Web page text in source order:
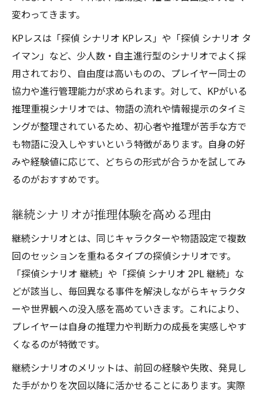
変わってきます。
KPレスは「探偵 シナリオ KPレス」や「探偵 シナリオ タ
イマン」など、少人数・自主進行型のシナリオでよく採
用されており、自由度は高いものの、プレイヤー同士の
協力や進行管理能力が求められます。対して、KPがいる
推理重視シナリオでは、物語の流れや情報提示のタイミ
ングが整理されているため、初心者や推理が苦手な方で
も物語に没入しやすいという特徴があります。自身の好
みや経験値に応じて、どちらの形式が合うかを試してみ
るのがおすすめです。
継続シナリオが推理体験を高める理由
継続シナリオとは、同じキャラクターや物語設定で複数
回のセッションを重ねるタイプの探偵シナリオです。
「探偵シナリオ 継続」や「探偵 シナリオ 2PL 継続」な
どが該当し、毎回異なる事件を解決しながらキャラクタ
ーや世界観への没入感を高めていきます。これにより、
プレイヤーは自身の推理力や判断力の成長を実感しやす
くなるのが特徴です。
継続シナリオのメリットは、前回の経験や失敗、発見し
た手がかりを次回以降に活かせることにあります。実際